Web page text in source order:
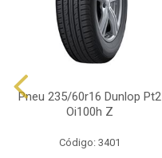
Pneu 235/60r16 Dunlop Pt2
Oi100h Z
Código: 3401